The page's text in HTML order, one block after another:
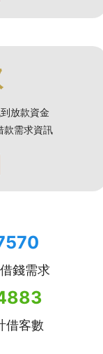
放款資金
款需求資訊
錢需求
借客數